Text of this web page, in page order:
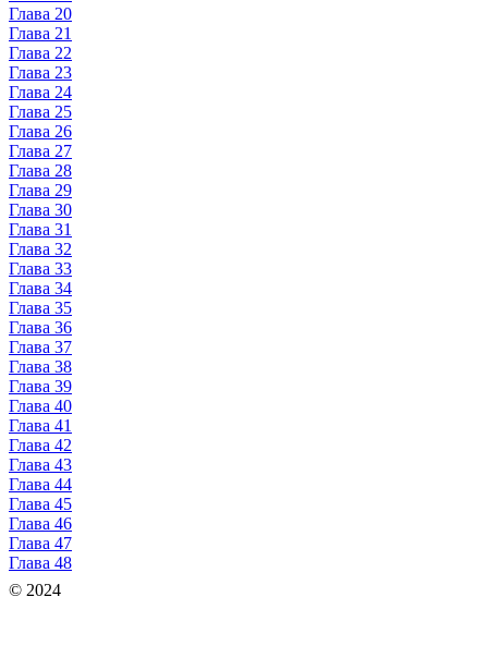
Глава 20
Глава 21
Глава 22
Глава 23
Глава 24
Глава 25
Глава 26
Глава 27
Глава 28
Глава 29
Глава 30
Глава 31
Глава 32
Глава 33
Глава 34
Глава 35
Глава 36
Глава 37
Глава 38
Глава 39
Глава 40
Глава 41
Глава 42
Глава 43
Глава 44
Глава 45
Глава 46
Глава 47
Глава 48
© 2024